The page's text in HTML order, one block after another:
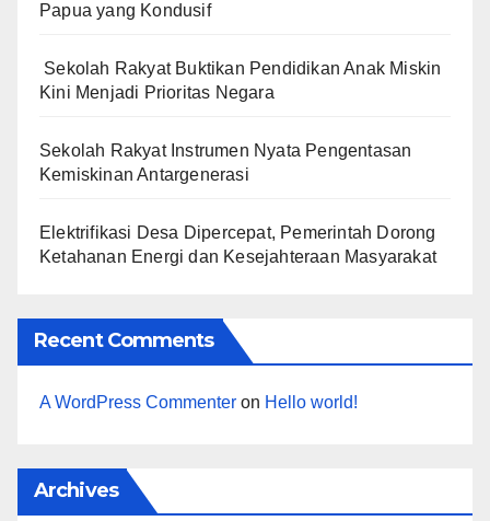
Papua yang Kondusif
Sekolah Rakyat Buktikan Pendidikan Anak Miskin
Kini Menjadi Prioritas Negara
Sekolah Rakyat Instrumen Nyata Pengentasan
Kemiskinan Antargenerasi
Elektrifikasi Desa Dipercepat, Pemerintah Dorong
Ketahanan Energi dan Kesejahteraan Masyarakat
Recent Comments
A WordPress Commenter on Hello world!
Archives